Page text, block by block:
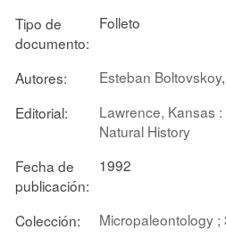
Tipo de
documento:
Folleto
Autores: Esteban Boltovskoy
Editorial:
Lawrence, Kansas
Natural History
Fecha de
publicación:
1992
Colección:
Micropaleontology ;